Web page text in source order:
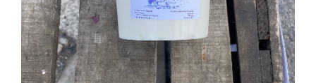
AJOUTER AU PANIER / DÉTAILS